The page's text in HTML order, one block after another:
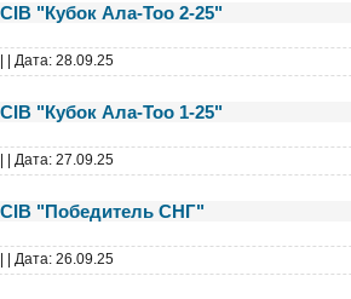
"Кубок Ала-Тоо 2-25"
| Дата: 28.09.25
"Кубок Ала-Тоо 1-25"
| Дата: 27.09.25
"Победитель СНГ"
| Дата: 26.09.25